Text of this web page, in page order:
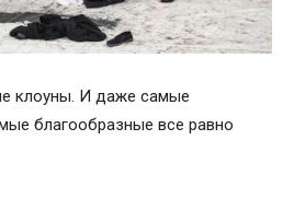
клоуны. И даже самые
благообразные все равно